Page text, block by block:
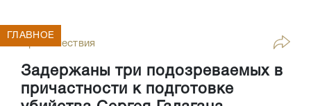
Происшествия
Задержаны три подозреваемых в
причастности к подготовке
ГЛАВНОЕ